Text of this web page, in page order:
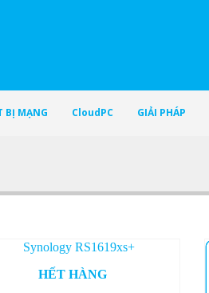
BỊ MẠNG CloudPC GIẢI PHÁP
HẾT HÀNG